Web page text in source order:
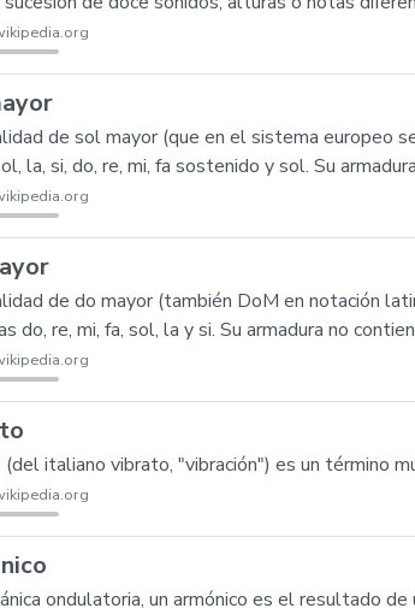
de sol mayor (que en el sistema europeo
la, si, do, re, mi, fa sostenido y sol. Su
de do mayor (también DoM en notación
do, re, mi, fa, sol, la y si. Su armadura no
italiano vibrato, "vibración") es un término
ondulatoria, un armónico es el resultado